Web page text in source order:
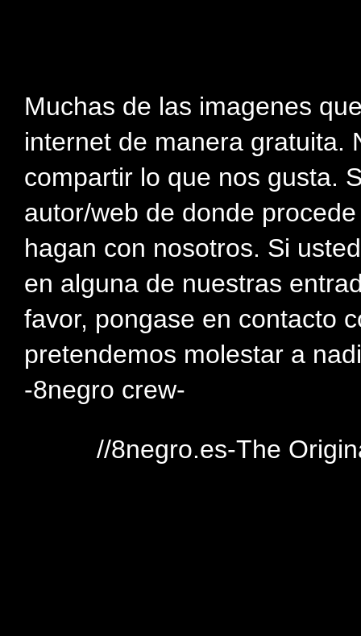
Muchas de las imagenes
internet de manera gratuita.
compartir lo que nos gusta.
autor/web de donde
hagan con nosotros. Si
en alguna de nuestras
favor, pongase en contacto
pretendemos molestar a
-8negro crew-
//8negro.es-The